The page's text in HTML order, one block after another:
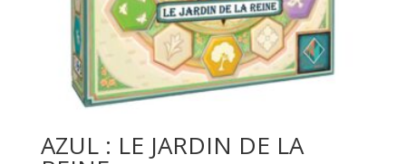
AZUL : LE JARDIN DE LA